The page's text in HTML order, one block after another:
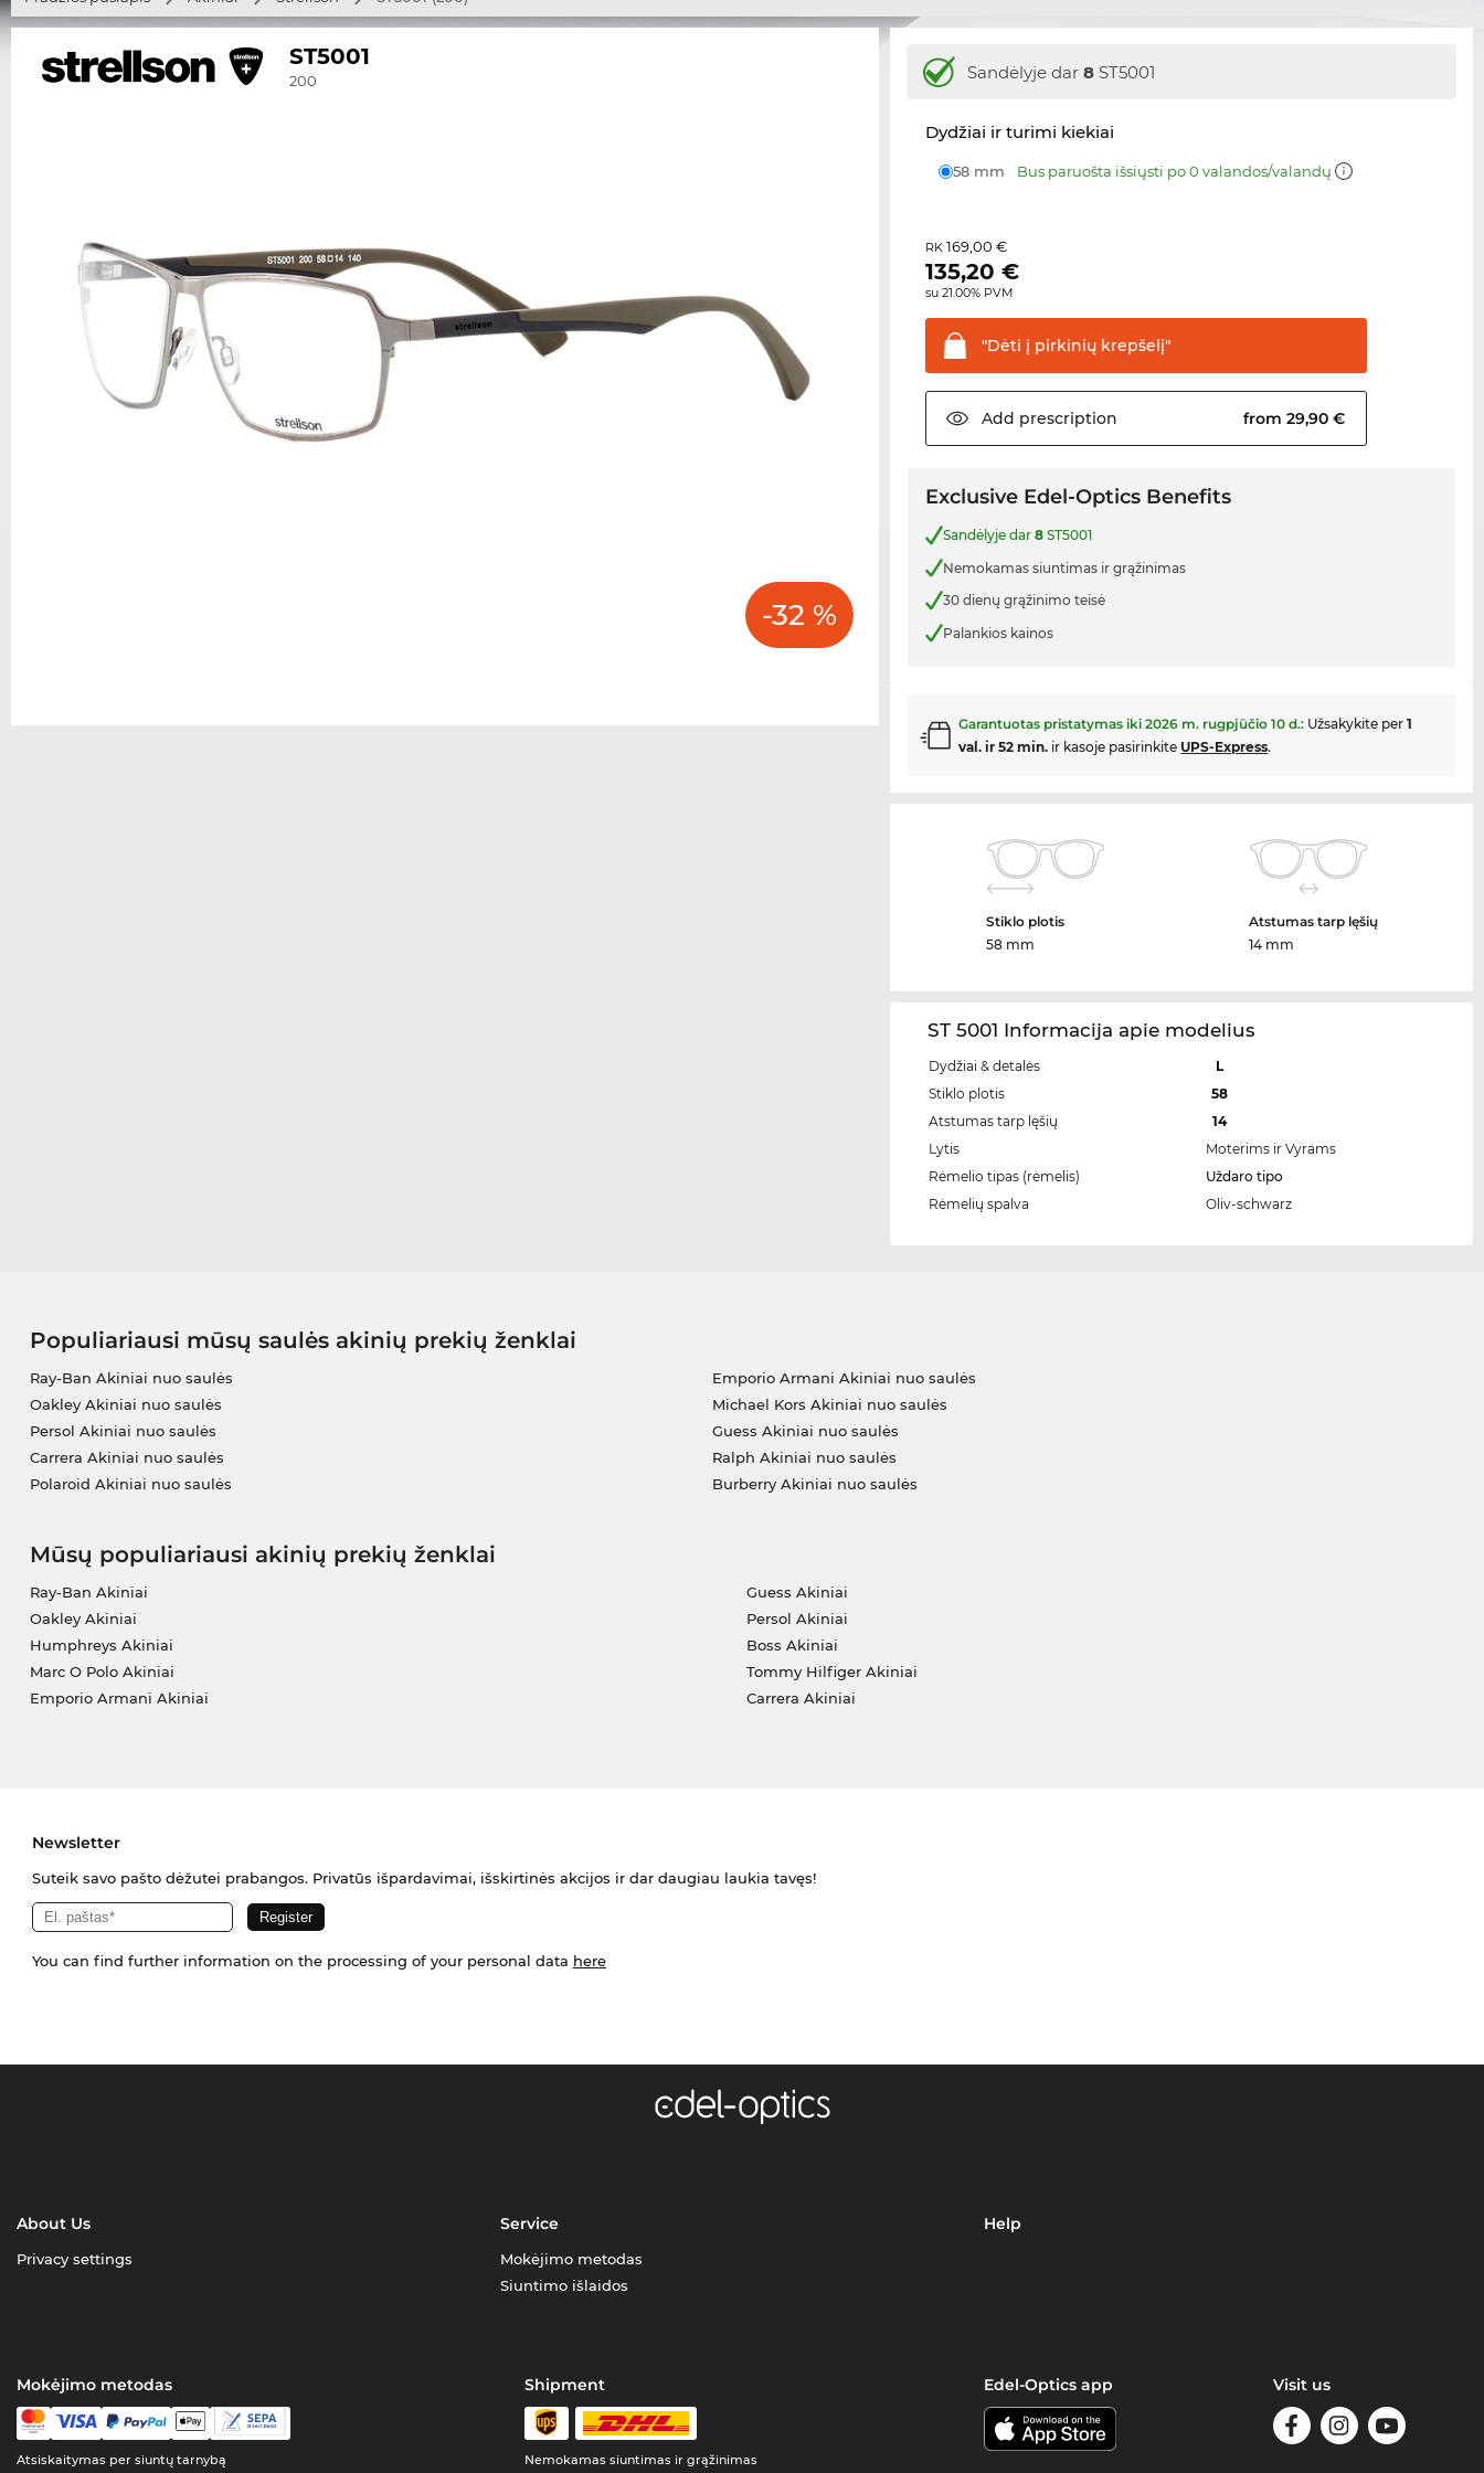
ST5001
200
-32 %
Sandėlyje dar8 ST5001
Dydžiai ir turimi kiekiai
58 mm Bus paruošta išsiųsti po 0 valandos/valandų
RK169,00 €
135,20 €
su 21.00% PVM
"Dėti į pirkinių krepšelį"
Add prescription from 29,90 €
Exclusive Edel-Optics Benefits
Sandėlyje dar8 ST5001
Nemokamas siuntimas ir grąžinimas
30 dienų grąžinimo teisė
Palankios kainos
Garantuotas pristatymas iki2026 m. rugpjūčio 10 d.: Užsakykite per1
val. ir 52 min. ir kasoje pasirinkite UPS-Express.
Stiklo plotis
58 mm
Atstumas tarp lęšių
14 mm
ST 5001 Informacija apie modelius
Dydžiai & detalės
L
Stiklo plotis
58
Atstumas tarp lęšių
14
Lytis
Moterims ir Vyrams
Rėmelio tipas (rėmelis)
Uždaro tipo
Rėmelių spalva
Oliv-schwarz
Populiariausi mūsų saulės akinių prekių ženklai
Ray-Ban Akiniai nuo saulės
Oakley Akiniai nuo saulės
Persol Akiniai nuo saulės
Carrera Akiniai nuo saulės
Polaroid Akiniai nuo saulės
Emporio Armani Akiniai nuo saulės
Michael Kors Akiniai nuo saulės
Guess Akiniai nuo saulės
Ralph Akiniai nuo saulės
Burberry Akiniai nuo saulės
Mūsų populiariausi akinių prekių ženklai
Ray-Ban Akiniai
Oakley Akiniai
Humphreys Akiniai
Marc O Polo Akiniai
Emporio Armani Akiniai
Guess Akiniai
Persol Akiniai
Boss Akiniai
Tommy Hilfiger Akiniai
Carrera Akiniai
Newsletter
Suteik savo pašto dėžutei prabangos. Privatūs išpardavimai, išskirtinės akcijos ir dar daugiau laukia tavęs!
You can find further information on the processing of your personal data here
About Us
Privacy settings
Service
Mokėjimo metodas
Siuntimo išlaidos
Help
Mokėjimo metodas
Atsiskaitymas per siuntų tarnybą
Shipment
Nemokamas siuntimas ir grąžinimas
Edel-Optics app Visit us